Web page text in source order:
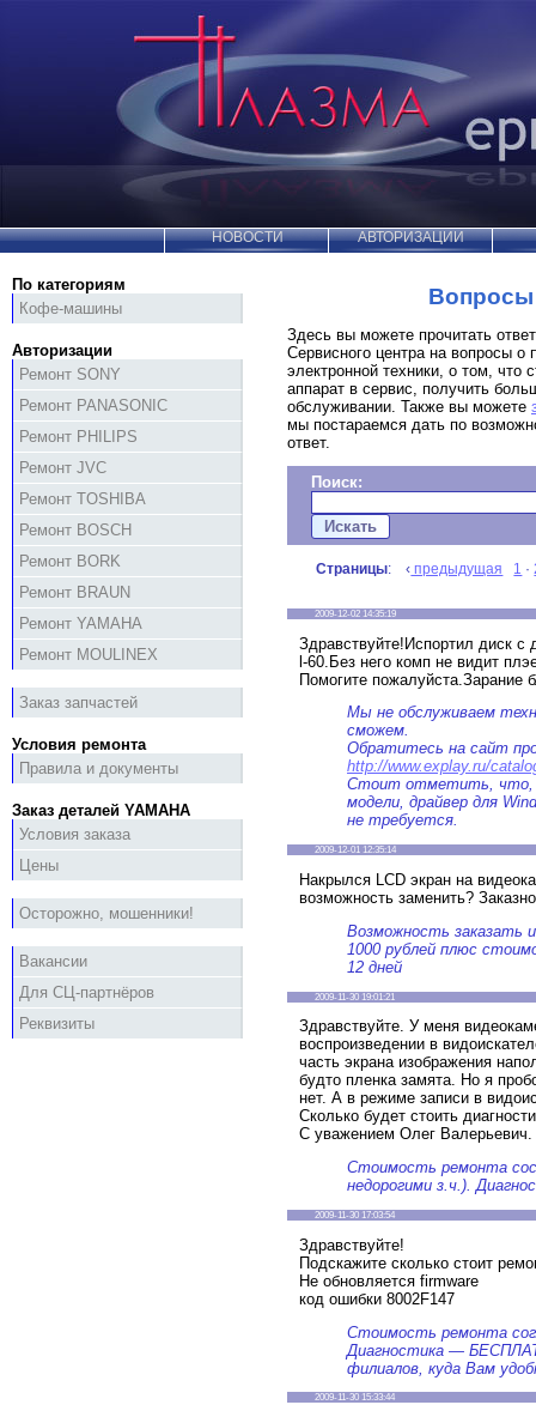
НОВОСТИ АВТОРИЗАЦИИ
По категориям
Кофе-машины
Авторизации
Ремонт SONY
Ремонт PANASONIC
Ремонт PHILIPS
Ремонт JVC
Ремонт TOSHIBA
Ремонт BOSCH
Ремонт BORK
Ремонт BRAUN
Ремонт YAMAHA
Ремонт MOULINEX
Заказ запчастей
Условия ремонта
Правила и документы
Заказ деталей YAMAHA
Условия заказа
Цены
Осторожно, мошенники!
Вакансии
Для СЦ-партнёров
Реквизиты
Вопросы
Здесь вы можете прочитать
Сервисного центра на вопросы о
электронной техники, о том, что
аппарат в сервис, получить
обслуживании. Также вы можете
мы постараемся дать по
ответ.
Поиск:
Страницы: ‹ предыдущая 1 ·
2009-12-02 14:35:19
Здравствуйте!Испортил диск
l-60.Без него комп не видит
Помогите пожалуйста.Зарание
Мы не обслуживаем
сможем.
Обратитесь на сайт
http://www.explay.ru/
Стоит отметить, что,
модели, драйвер для
не требуется.
2009-12-01 12:35:14
Накрылся LCD экран на
возможность заменить?
Возможность заказать
1000 рублей плюс
12 дней
2009-11-30 19:01:21
Здравствуйте. У меня
воспроизведении в
часть экрана изображения
будто пленка замята. Но я
нет. А в режиме записи в
Сколько будет стоить
С уважением Олег Валерьевич.
Стоимость ремонта
недорогими з.ч.).
2009-11-30 17:03:54
Здравствуйте!
Подскажите сколько стоит
Не обновляется firmware
код ошибки 8002F147
Стоимость ремонта
Диагностика —
филиалов, куда Вам
2009-11-30 15:33:44